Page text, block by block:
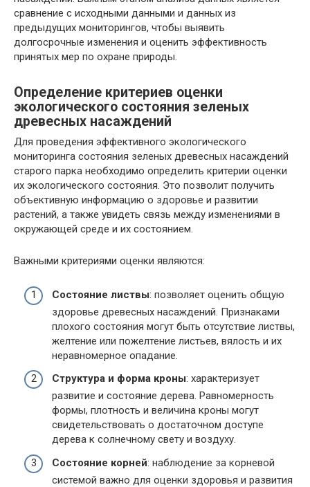
сравнение с исходными данными и данных из
предыдущих мониторингов, чтобы выявить
долгосрочные изменения и оценить эффективность
принятых мер по охране природы.
Определение критериев оценки
экологического состояния зеленых
древесных насаждений
Для проведения эффективного экологического
мониторинга состояния зеленых древесных насаждений
старого парка необходимо определить критерии оценки
их экологического состояния. Это позволит получить
объективную информацию о здоровье и развитии
растений, а также увидеть связь между изменениями в
окружающей среде и их состоянием.
Важными критериями оценки являются:
Состояние листвы: позволяет оценить общую
здоровье древесных насаждений. Признаками
плохого состояния могут быть отсутствие листвы,
желтение или пожелтение листьев, вялость и их
неравномерное опадание.
Структура и форма кроны: характеризует
развитие и состояние дерева. Равномерность
формы, плотность и величина кроны могут
свидетельствовать о достаточном доступе
дерева к солнечному свету и воздуху.
Состояние корней: наблюдение за корневой
системой важно для оценки здоровья и развития